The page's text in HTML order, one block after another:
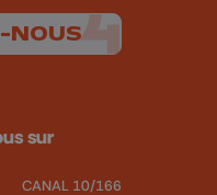
NOUS
sur
CANAL 10/166